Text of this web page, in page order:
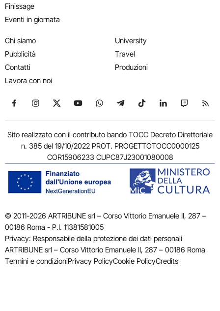
Finissage
Eventi in giornata
Chi siamo
Pubblicità
Contatti
Lavora con noi
University
Travel
Produzioni
Seguici su Facebook
Seguici su Instagram
Seguici su X
Seguici su YouTube
Seguici su WhatsApp
Seguici su Telegram
Seguici su TikTok
Seguici su
Seguici
Sito realizzato con il contributo bando TOCC Decreto Direttoriale
n. 385 del 19/10/2022 PROT. PROGETTOTOCC0000125
COR15906233 CUPC87J23001080008
© 2011-2026 ARTRIBUNE srl – Corso Vittorio Emanuele II, 287 –
00186 Roma - P.I. 11381581005
Privacy: Responsabile della protezione dei dati personali
ARTRIBUNE srl – Corso Vittorio Emanuele II, 287 – 00186 Roma
Termini e condizioniPrivacy PolicyCookie PolicyCredits